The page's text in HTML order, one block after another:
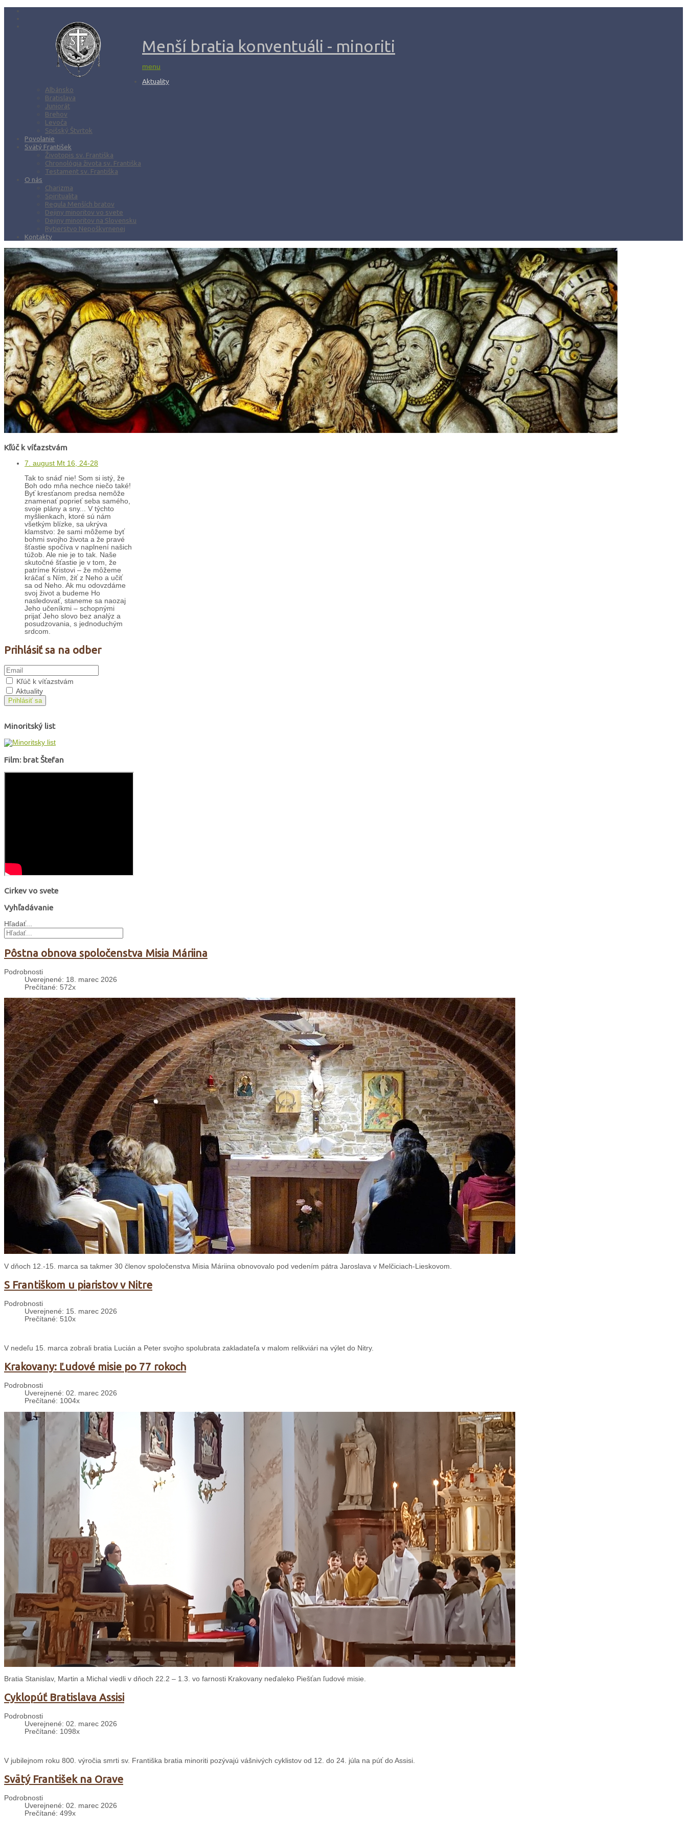
Menší bratia konventuáli - minoriti
menu
Aktuality
Albánsko
Bratislava
Juniorát
Brehov
Levoča
Spišský Štvrtok
Povolanie
Svätý František
Životopis sv. Františka
Chronológia života sv. Františka
Testament sv. Františka
O nás
Charizma
Spiritualita
Regula Menších bratov
Dejiny minoritov vo svete
Dejiny minoritov na Slovensku
Rytierstvo Nepoškvrnenej
Kontakty
Kľúč k víťazstvám
7. august Mt 16, 24-28
Tak to snáď nie! Som si istý, že
Boh odo mňa nechce niečo také!
Byť kresťanom predsa nemôže
znamenať poprieť seba samého,
svoje plány a sny... V týchto
myšlienkach, ktoré sú nám
všetkým blízke, sa ukrýva
klamstvo: že sami môžeme byť
bohmi svojho života a že pravé
šťastie spočíva v naplnení našich
túžob. Ale nie je to tak. Naše
skutočné šťastie je v tom, že
patríme Kristovi – že môžeme
kráčať s Ním, žiť z Neho a učiť
sa od Neho. Ak mu odovzdáme
svoj život a budeme Ho
nasledovať, staneme sa naozaj
Jeho učeníkmi – schopnými
prijať Jeho slovo bez analýz a
posudzovania, s jednoduchým
srdcom.
Prihlásiť sa na odber
Kľúč k víťazstvám
Aktuality
Prihlásiť sa
Minoritský list
Film: brat Štefan
Cirkev vo svete
Vyhľadávanie
Hľadať...
Pôstna obnova spoločenstva Misia Máriina
Podrobnosti
Uverejnené: 18. marec 2026
Prečítané: 572x
V dňoch 12.-15. marca sa takmer 30 členov spoločenstva Misia Máriina obnovovalo pod vedením pátra Jaroslava v Melčiciach-Lieskovom.
S Františkom u piaristov v Nitre
Podrobnosti
Uverejnené: 15. marec 2026
Prečítané: 510x
V nedeľu 15. marca zobrali bratia Lucián a Peter svojho spolubrata zakladateľa v malom relikviári na výlet do Nitry.
Krakovany: Ľudové misie po 77 rokoch
Podrobnosti
Uverejnené: 02. marec 2026
Prečítané: 1004x
Bratia Stanislav, Martin a Michal viedli v dňoch 22.2 – 1.3. vo farnosti Krakovany neďaleko Piešťan ľudové misie.
Cyklopúť Bratislava Assisi
Podrobnosti
Uverejnené: 02. marec 2026
Prečítané: 1098x
V jubilejnom roku 800. výročia smrti sv. Františka bratia minoriti pozývajú vášnivých cyklistov od 12. do 24. júla na púť do Assisi.
Svätý František na Orave
Podrobnosti
Uverejnené: 02. marec 2026
Prečítané: 499x